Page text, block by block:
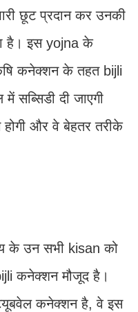
छूट प्रदान कर उनकी
है। इस yojna के
कनेक्शन के तहत bijli
सब्सिडी दी जाएगी
और वे बेहतर तरीके
के उन सभी kisan को
कनेक्शन मौजूद है।
कनेक्शन है, वे इस